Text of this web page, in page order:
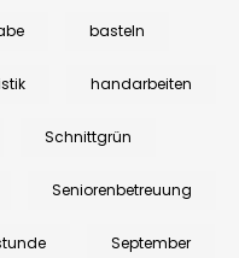
Heckenschnitt
basteln
handarbeiten
Schnittgrün
Seniorenbetreuung
September